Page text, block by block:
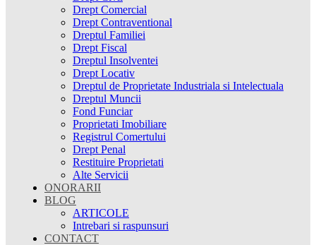
Drept Comercial
Drept Contraventional
Dreptul Familiei
Drept Fiscal
Dreptul Insolventei
Drept Locativ
Dreptul de Proprietate Industriala si Intelectuala
Dreptul Muncii
Fond Funciar
Proprietati Imobiliare
Registrul Comertului
Drept Penal
Restituire Proprietati
Alte Servicii
ONORARII
BLOG
ARTICOLE
Intrebari si raspunsuri
CONTACT